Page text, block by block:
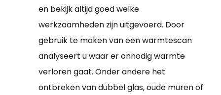
en bekijk altijd goed welke
werkzaamheden zijn uitgevoerd. Door
gebruik te maken van een warmtescan
analyseert u waar er onnodig warmte
verloren gaat. Onder andere het
ontbreken van dubbel glas, oude muren of